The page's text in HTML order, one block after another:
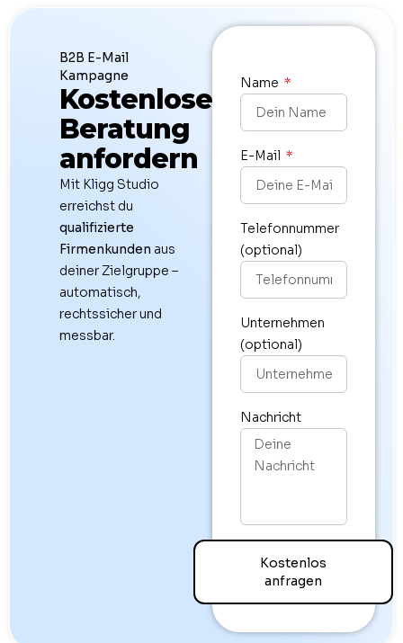
B2B E-Mail
Kampagne
Kostenlose
Beratung
anfordern
Mit Kligg Studio
erreichst du
qualifizierte
Firmenkunden aus
deiner Zielgruppe –
automatisch,
rechtssicher und
messbar.
Name
E-Mail
Telefonnummer
(optional)
Unternehmen
(optional)
Nachricht
Kostenlos
anfragen